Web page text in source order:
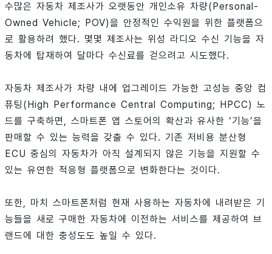
수많은 자동차 제조사가 오랫동안 개인소유 차량(Personal-
Owned Vehicle; POV)을 안정적인 수익원을 위한 플랫폼으
로 활용하려 했다. 몇몇 제조사는 위성 라디오 수신 기능을 자
동차에 탑재하여 달마다 수신료를 걷으려고 시도했다.
자동차 제조사가 차량 내에 업그레이드 가능한 고성능 중앙 컴
퓨팅(High Performance Central Computing; HPCC) 노
드를 구축하면, 스마트폰 앱 스토어의 확산과 유사한 ‘기능’을
판매할 수 있는 능력을 갖출 수 있다. 기존 저비용 분산형
ECU 중심의 자동차가 아직 설계되지 않은 기능을 지원할 수
있는 유연한 적응형 플랫폼으로 변화한다는 것이다.
또한, 마치 스마트폰처럼 현재 사용하는 자동차에 내려받은 기
능들을 새로 구매한 자동차에 이전하는 서비스를 제공하여 브
랜드에 대한 충성도도 높일 수 있다.